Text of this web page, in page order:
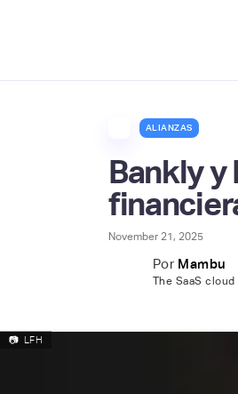
ALIANZAS
Bankly y
November 21, 2025
Por Mambu
The SaaS
📷 LFH